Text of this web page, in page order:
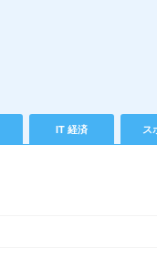
IT 経済 ス